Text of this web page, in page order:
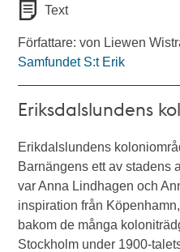
Text
Författare: von Liewen
Samfundet S:t Erik
Eriksdalslundens
Erikdalslundens
Barnängens ett av stadens
var Anna Lindhagen och
inspiration från
bakom de många
Stockholm under 1900-